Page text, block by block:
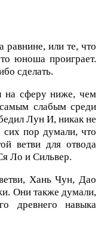
равнине, или те, что
юноша проиграет.
сделать.
на сферу ниже, чем
слабым среди
Лун И, никак не
пор думали, что
ветви для отвода
Ло и Сильвер.
Хань Чун, Дао
Они также думали,
древнего навыка